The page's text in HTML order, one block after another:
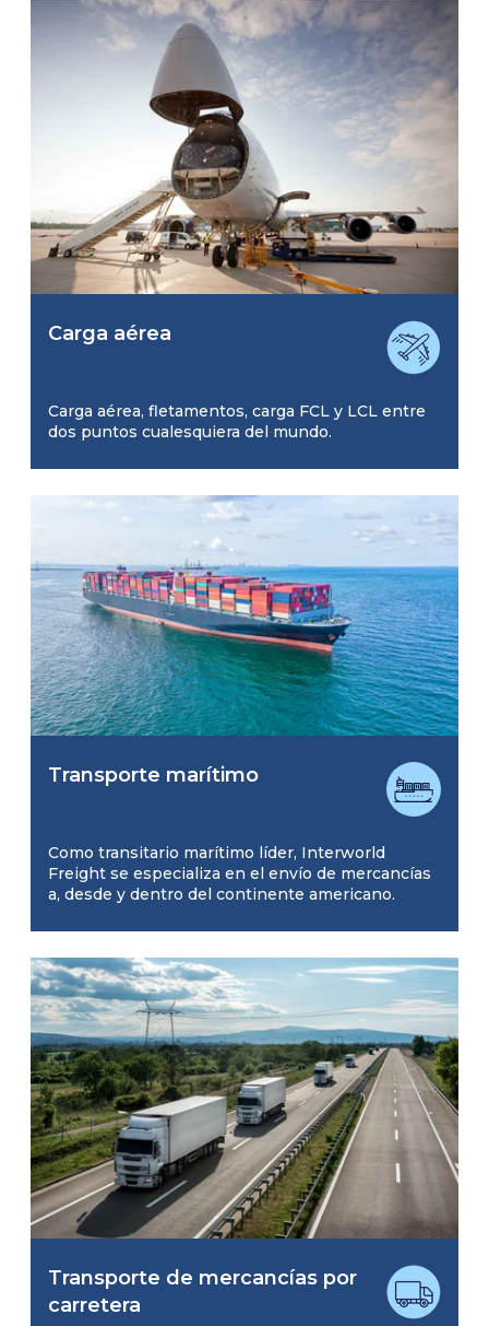
Carga aérea
Carga aérea, fletamentos, carga FCL y LCL entre
dos puntos cualesquiera del mundo.
Transporte marítimo
Como transitario marítimo líder, Interworld
Freight se especializa en el envío de mercancías
a, desde y dentro del continente americano.
Transporte de mercancías por
carretera